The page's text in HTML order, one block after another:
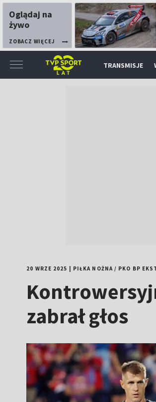
Oglądaj na
żywo
ZOBACZ WIĘCEJ
TRANSMISJE
20 WRZE 2025 PIŁKA NOŻNA/ PKO BP
zabrał głos